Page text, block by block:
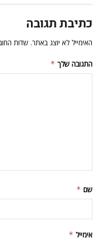
כתיבת תגובה
האימייל לא יוצג באתר. שדות
התגובה שלך *
שם *
אימייל *